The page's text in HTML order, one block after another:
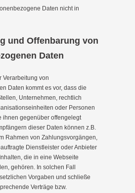
Daten nicht in
und Offenbarung von
Daten
Verarbeitung von
Daten kommt es vor, dass die
Unternehmen, rechtlich
oder Personen
ihnen gegenüber offengelegt
dieser Daten können z.B.
Rahmen von Zahlungsvorgängen,
Dienstleister oder Anbieter
die in eine Webseite
gehören. In solchen Fall
Vorgaben und schließe
Verträge bzw.